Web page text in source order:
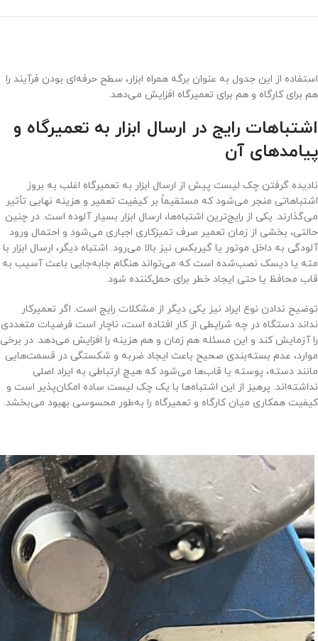
استفاده از این جدول به عنوان برگه همراه ابزار، سطح حرفه‌ای بودن فرآیند را
هم برای کارگاه و هم برای تعمیرگاه افزایش می‌دهد.
اشتباهات رایج در ارسال ابزار به تعمیرگاه و
پیامدهای آن
نادیده گرفتن چک لیست پیش از ارسال ابزار به تعمیرگاه اغلب به بروز
اشتباهاتی منجر می‌شود که مستقیماً بر کیفیت تعمیر و هزینه نهایی تأثیر
می‌گذارند. یکی از رایج‌ترین اشتباه‌ها، ارسال ابزار بسیار آلوده است. در چنین
حالتی، بخشی از زمان تعمیر صرف تمیزکاری اجباری می‌شود و احتمال ورود
آلودگی به داخل موتور یا گیربکس نیز بالا می‌رود. اشتباه دیگر، ارسال ابزار با
مته یا دیسک نصب‌شده است که می‌تواند هنگام جابه‌جایی باعث آسیب به
قاب محافظ یا حتی ایجاد خطر برای حمل‌کننده شود.
توضیح ندادن نوع ایراد نیز یکی دیگر از مشکلات رایج است. اگر تعمیرکار
نداند دستگاه در چه شرایطی از کار افتاده است، ناچار است فرضیات متعددی
را آزمایش کند و این مسئله هم زمان و هم هزینه را افزایش می‌دهد. در برخی
موارد، عدم بسته‌بندی صحیح باعث ایجاد ضربه و شکستگی در قسمت‌هایی
مانند دسته، پوسته یا قاب‌ها می‌شود که هیچ ارتباطی به ایراد اصلی
نداشته‌اند. پرهیز از این اشتباه‌ها با یک چک لیست ساده امکان‌پذیر است و
کیفیت همکاری میان کارگاه و تعمیرگاه را به‌طور محسوسی بهبود می‌بخشد.